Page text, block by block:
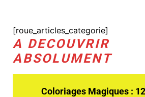
[roue_articles_categorie]
A DECOUVRIR
ABSOLUMENT
Coloriages Magiques :